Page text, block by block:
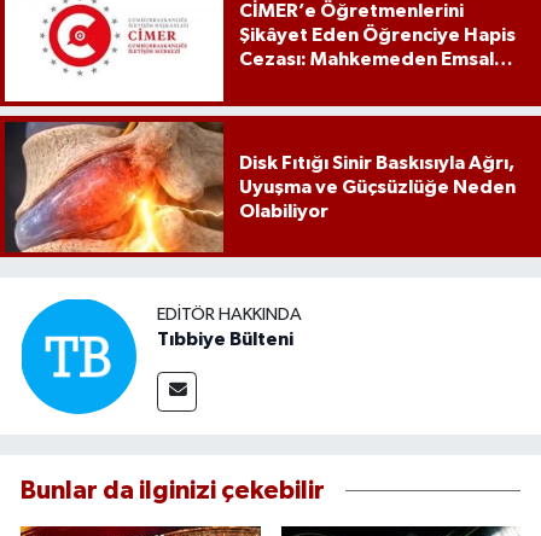
CİMER’e Öğretmenlerini
Şikâyet Eden Öğrenciye Hapis
Cezası: Mahkemeden Emsal
Disk Fıtığı Sinir Baskısıyla Ağrı,
Uyuşma ve Güçsüzlüğe Neden
Olabiliyor
EDITÖR HAKKINDA
Tıbbiye Bülteni
Bunlar da ilginizi çekebilir